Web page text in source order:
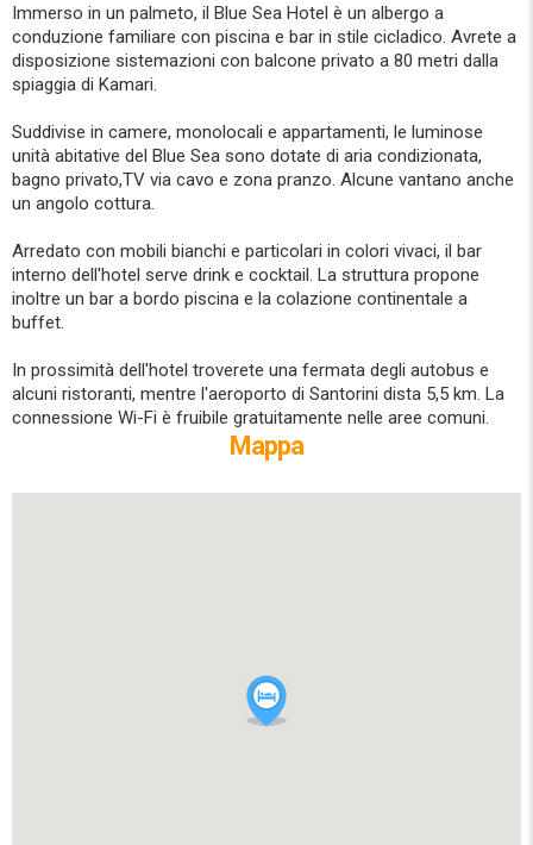
Immerso in un palmeto, il Blue Sea Hotel è un albergo a
conduzione familiare con piscina e bar in stile cicladico. Avrete a
disposizione sistemazioni con balcone privato a 80 metri dalla
spiaggia di Kamari.
Suddivise in camere, monolocali e appartamenti, le luminose
unità abitative del Blue Sea sono dotate di aria condizionata,
bagno privato,TV via cavo e zona pranzo. Alcune vantano anche
un angolo cottura.
Arredato con mobili bianchi e particolari in colori vivaci, il bar
interno dell'hotel serve drink e cocktail. La struttura propone
inoltre un bar a bordo piscina e la colazione continentale a
buffet.
In prossimità dell'hotel troverete una fermata degli autobus e
alcuni ristoranti, mentre l'aeroporto di Santorini dista 5,5 km. La
connessione Wi-Fi è fruibile gratuitamente nelle aree comuni.
Mappa